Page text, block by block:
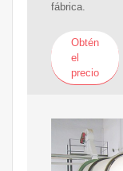
fábrica.
Obtén
el
precio